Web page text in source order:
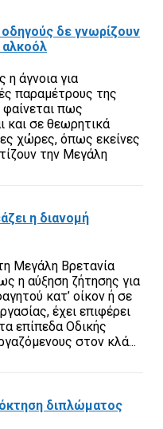
δε γνωρίζουν
αλκοόλ
άγνοια για
παραμέτρους της
πως
και σε θεωρητικά
χώρες, όπως εκείνες
την Μεγάλη
η διανομή
Μεγάλη Βρετανία
η αύξηση ζήτησης για
κατ’ οίκον ή σε
έχει επιφέρει
επίπεδα Οδικής
στον κλά...
διπλώματος